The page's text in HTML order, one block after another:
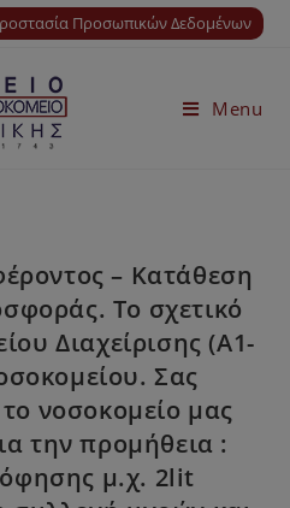
Προσωπικών Δεδομένων
Menu
– Κατάθεση
Το σχετικό
Διαχείρισης (A1-
Σας
νοσοκομείο μας
την προμήθεια :
μ.χ. 2lit